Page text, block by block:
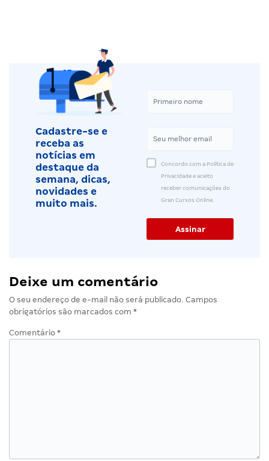
Cadastre-se e
receba as
notícias em
destaque da
semana, dicas,
novidades e
muito mais.
Concordo com a Política de
Privacidade e aceito
receber comunicações do
Gran Cursos Online.
Deixe um comentário
O seu endereço de e-mail não será publicado. Campos
obrigatórios são marcados com *
Comentário *